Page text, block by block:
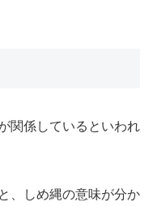
関係しているといわれ
、しめ縄の意味が分か